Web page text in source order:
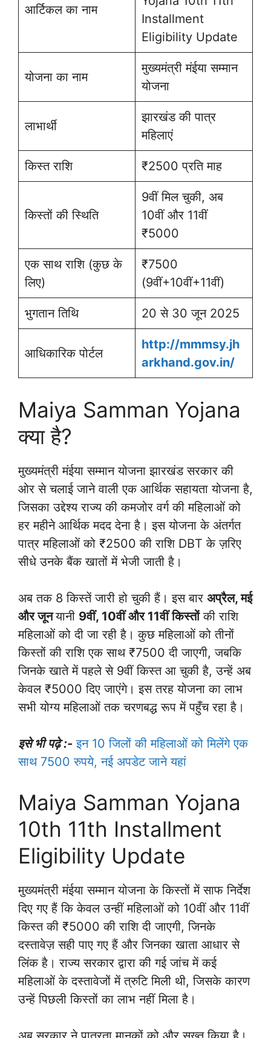
आर्टिकल का नाम
Installment
Eligibility Update
योजना का नाम
मुख्यमंत्री मंईया सम्मान
योजना
लाभार्थी
झारखंड की पात्र
महिलाएं
किस्त राशि ₹2500 प्रति माह
किस्तों की स्थिति
9वीं मिल चुकी, अब
10वीं और 11वीं
₹5000
एक साथ राशि (कुछ के
लिए)
₹7500
(9वीं+10वीं+11वीं)
भुगतान तिथि 20 से 30 जून 2025
आधिकारिक पोर्टल
http://mmmsy.jh
arkhand.gov.in/
Maiya Samman Yojana
क्या है?
मुख्यमंत्री मंईया सम्मान योजना झारखंड सरकार की
ओर से चलाई जाने वाली एक आर्थिक सहायता योजना है,
जिसका उद्देश्य राज्य की कमजोर वर्ग की महिलाओं को
हर महीने आर्थिक मदद देना है। इस योजना के अंतर्गत
पात्र महिलाओं को ₹2500 की राशि DBT के ज़रिए
सीधे उनके बैंक खातों में भेजी जाती है।
अब तक 8 किस्तें जारी हो चुकी हैं। इस बार अप्रैल, मई
और जूनयानी 9वीं, 10वीं और 11वीं किस्तोंकी राशि
महिलाओं को दी जा रही है। कुछ महिलाओं को तीनों
किस्तों की राशि एक साथ ₹7500 दी जाएगी, जबकि
जिनके खाते में पहले से 9वीं किस्त आ चुकी है, उन्हें अब
केवल ₹5000 दिए जाएंगे। इस तरह योजना का लाभ
सभी योग्य महिलाओं तक चरणबद्ध रूप में पहुँच रहा है।
इसे भी पढ़े :- इन 10 जिलों की महिलाओं को मिलेंगे एक
साथ 7500 रुपये, नई अपडेट जाने यहां
Maiya Samman Yojana
10th 11th Installment
Eligibility Update
मुख्यमंत्री मंईया सम्मान योजना के किस्तों में साफ निर्देश
दिए गए हैं कि केवल उन्हीं महिलाओं को 10वीं और 11वीं
किस्त की ₹5000 की राशि दी जाएगी, जिनके
दस्तावेज़ सही पाए गए हैं और जिनका खाता आधार से
लिंक है। राज्य सरकार द्वारा की गई जांच में कई
महिलाओं के दस्तावेजों में त्रुटि मिली थी, जिसके कारण
उन्हें पिछली किस्तों का लाभ नहीं मिला है।